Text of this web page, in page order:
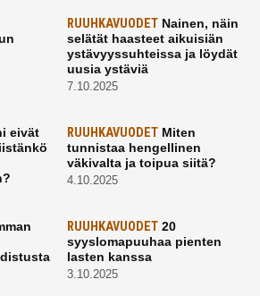
RUUHKAVUODETNainen, näin
selätät haasteet aikuisiän
ystävyyssuhteissa ja löydät
uusia ystäviä
7.10.2025
eivät
RUUHKAVUODETMiten
tunnistaa hengellinen
väkivalta ja toipua siitä?
4.10.2025
RUUHKAVUODET20
syyslomapuuhaa pienten
lasten kanssa
3.10.2025